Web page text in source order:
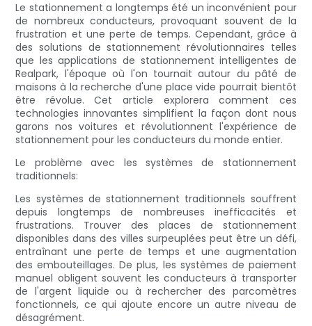
Le stationnement a longtemps été un inconvénient pour
de nombreux conducteurs, provoquant souvent de la
frustration et une perte de temps. Cependant, grâce à
des solutions de stationnement révolutionnaires telles
que les applications de stationnement intelligentes de
Realpark, l'époque où l'on tournait autour du pâté de
maisons à la recherche d'une place vide pourrait bientôt
être révolue. Cet article explorera comment ces
technologies innovantes simplifient la façon dont nous
garons nos voitures et révolutionnent l'expérience de
stationnement pour les conducteurs du monde entier.
Le problème avec les systèmes de stationnement
traditionnels:
Les systèmes de stationnement traditionnels souffrent
depuis longtemps de nombreuses inefficacités et
frustrations. Trouver des places de stationnement
disponibles dans des villes surpeuplées peut être un défi,
entraînant une perte de temps et une augmentation
des embouteillages. De plus, les systèmes de paiement
manuel obligent souvent les conducteurs à transporter
de l'argent liquide ou à rechercher des parcomètres
fonctionnels, ce qui ajoute encore un autre niveau de
désagrément.